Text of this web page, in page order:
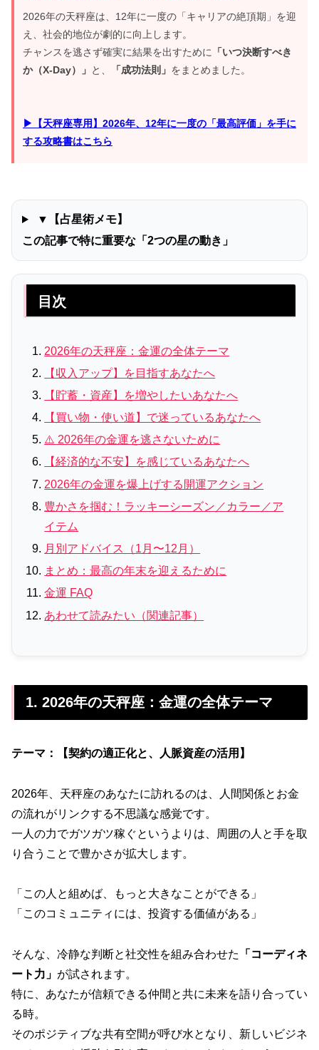
2026年の天秤座は、12年に一度の「キャリアの絶頂期」を迎
え、社会的地位が劇的に向上します。
チャンスを逃さず確実に結果を出すために 「いつ決断すべき
か（X-Day）」 と、 「成功法則」 をまとめました。
▶【天秤座専用】2026年、12年に一度の「最高評価」を手に
する攻略書はこちら
▼【占星術メモ】
この記事で特に重要な「2つの星の動き」
目次
2026年の天秤座：金運の全体テーマ
【収入アップ】を目指すあなたへ
【貯蓄・資産】を増やしたいあなたへ
【買い物・使い道】で迷っているあなたへ
⚠️ 2026年の金運を逃さないために
【経済的な不安】を感じているあなたへ
2026年の金運を爆上げする開運アクション
豊かさを掴む！ラッキーシーズン／カラー／ア
イテム
月別アドバイス（1月〜12月）
まとめ：最高の年末を迎えるために
金運 FAQ
あわせて読みたい（関連記事）
1. 2026年の天秤座：金運の全体テーマ
テーマ：【契約の適正化と、人脈資産の活用】
2026年、天秤座のあなたに訪れるのは、人間関係とお金
の流れがリンクする不思議な感覚です。
一人の力でガツガツ稼ぐというよりは、周囲の人と手を取
り合うことで豊かさが拡大します。
「この人と組めば、もっと大きなことができる」
「このコミュニティには、投資する価値がある」
そんな、冷静な判断と社交性を組み合わせた
「コーディネ
ート力」 が試されます。
特に、あなたが信頼できる仲間と共に未来を語り合ってい
る時。
そのポジティブな共有空間が呼び水となり、新しいビジネ